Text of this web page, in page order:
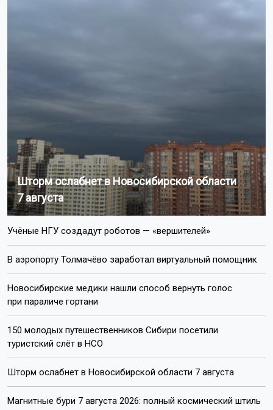
Шторм ослабнет в Новосибирской области
7 августа
Учёные НГУ создадут роботов — «вершителей»
В аэропорту Толмачёво заработал виртуальный помощник
Новосибирские медики нашли способ вернуть голос
при параличе гортани
150 молодых путешественников Сибири посетили
туристский слёт в НСО
Шторм ослабнет в Новосибирской области 7 августа
Магнитные бури 7 августа 2026: полный космический штиль